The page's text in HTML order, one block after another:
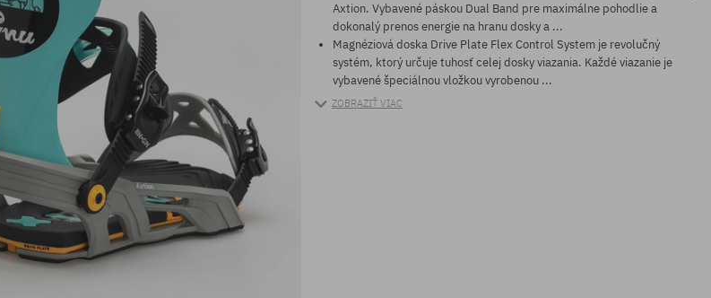
Axtion. Vybavené páskou Dual Band pre maximálne pohodlie a
dokonalý prenos energie na hranu dosky a ...
Magnéziová doska Drive Plate Flex Control System je revolučný
systém, ktorý určuje tuhosť celej dosky viazania. Každé viazanie je
vybavené špeciálnou vložkou vyrobenou ...
ZOBRAZIŤ VIAC